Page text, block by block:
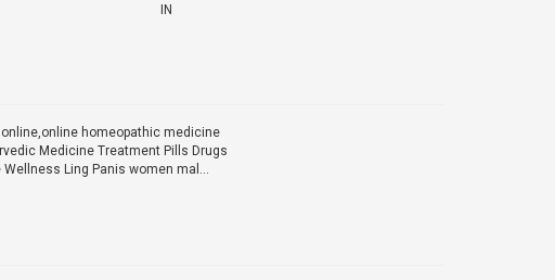
IN
homeopathic medicine
Medicine Treatment Pills Drugs
Ling Panis women mal...